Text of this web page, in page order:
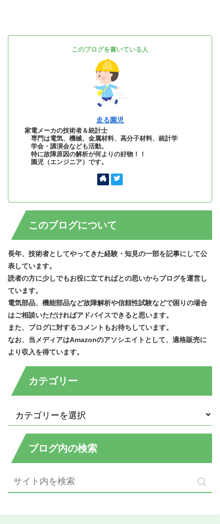
このブログを書いている人
走る園児
家電メーカの技術者＆統計士
専門は電気、機械、金属材料、高分子材料、統計学
学会・講演会なども活動。
特に故障原因の解析が何よりの好物！！
園児（エンジニア）です。
このブログについて
長年、技術者としてやってきた経験・知見の一部を記事にして公
表しています。
読者の方に少しでもお役に立てればとの思いからブログを運営し
ています。
電気部品、機能部品など故障解析や信頼性試験などで困りの場合
はご相談いただければアドバイスできると思います。
また、ブログに対するコメントもお待ちしています。
なお、当メディアはAmazonのアソシエイトとして、適格販売に
より収入を得ています。
カテゴリー
ブログ内の検索